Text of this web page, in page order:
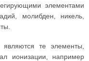
элементами
молибден, никель,
являются те элементы,
ионизации, например